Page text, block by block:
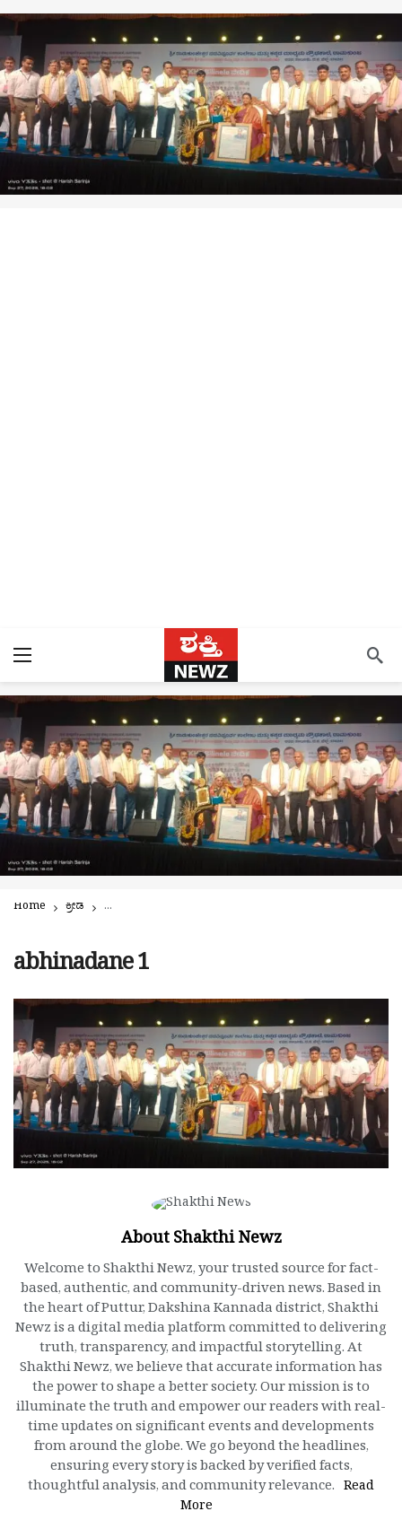
Home ಕ್ರೀಡೆ ಮೈಸೂರು ವಿಭಾಗ ಮಟ್ಟದ ಕಬಡ್ಡಿ ಕ್ರೀಡಾಕೂಟದಲ್ಲಿ ಶಿಕ್ಷಕ ಸತೀಶ್ ಭಟ್ ಅವರಿಗೆ
abhinadane 1
About Shakthi Newz
Welcome to Shakthi Newz, your trusted source for fact-
based, authentic, and community-driven news. Based in
the heart of Puttur, Dakshina Kannada district, Shakthi
Newz is a digital media platform committed to delivering
truth, transparency, and impactful storytelling. At
Shakthi Newz, we believe that accurate information has
the power to shape a better society. Our mission is to
illuminate the truth and empower our readers with real-
time updates on significant events and developments
from around the globe. We go beyond the headlines,
ensuring every story is backed by verified facts,
thoughtful analysis, and community relevance. Read
More